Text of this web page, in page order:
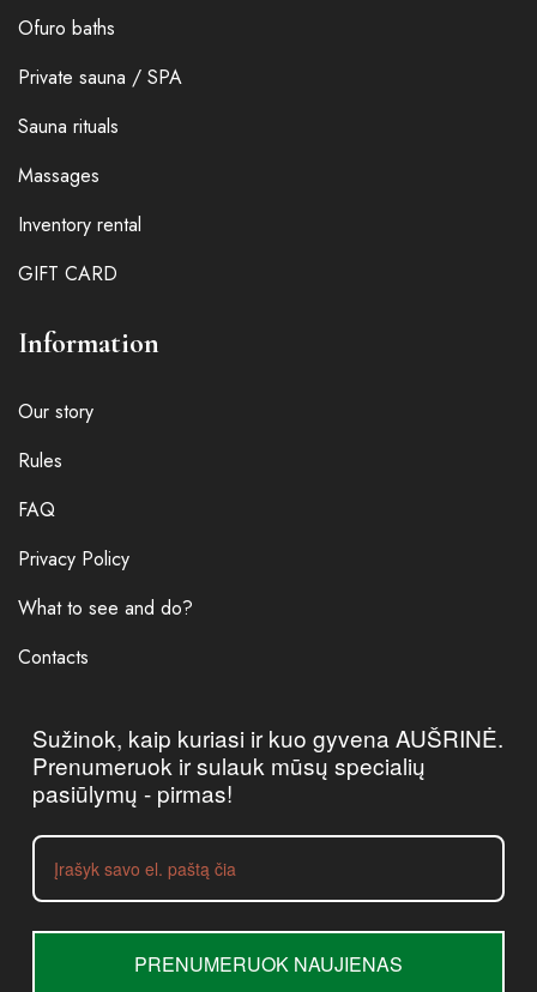
Ofuro baths
Private sauna / SPA
Sauna rituals
Massages
Inventory rental
GIFT CARD
Information
Our story
Rules
FAQ
Privacy Policy
What to see and do?
Contacts
Sužinok, kaip kuriasi ir kuo gyvena AUŠRINĖ.
Prenumeruok ir sulauk mūsų specialių
pasiūlymų - pirmas!
PRENUMERUOK NAUJIENAS